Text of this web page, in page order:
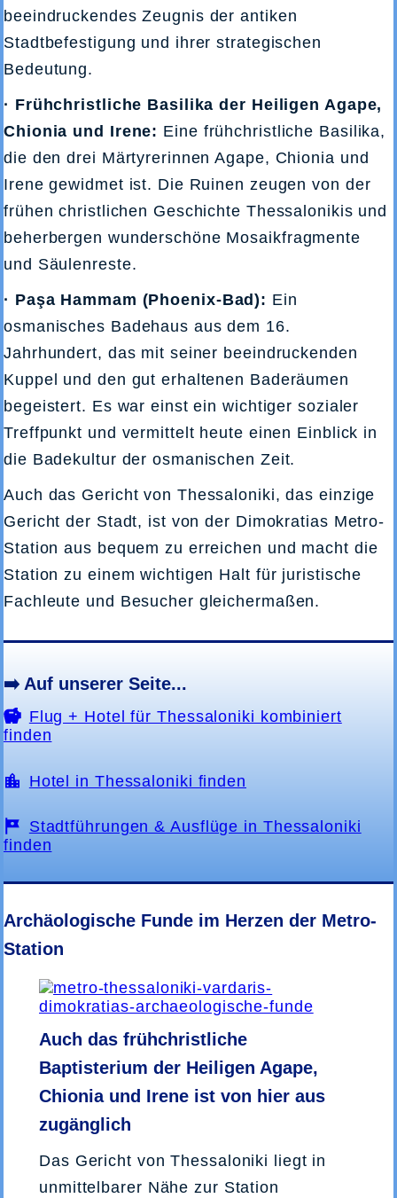
beeindruckendes Zeugnis der antiken
Stadtbefestigung und ihrer strategischen
Bedeutung.
· Frühchristliche Basilika der Heiligen Agape,
Chionia und Irene: Eine frühchristliche Basilika,
die den drei Märtyrerinnen Agape, Chionia und
Irene gewidmet ist. Die Ruinen zeugen von der
frühen christlichen Geschichte Thessalonikis und
beherbergen wunderschöne Mosaikfragmente
und Säulenreste.
· Paşa Hammam (Phoenix-Bad): Ein
osmanisches Badehaus aus dem 16.
Jahrhundert, das mit seiner beeindruckenden
Kuppel und den gut erhaltenen Baderäumen
begeistert. Es war einst ein wichtiger sozialer
Treffpunkt und vermittelt heute einen Einblick in
die Badekultur der osmanischen Zeit.
Auch das Gericht von Thessaloniki, das einzige
Gericht der Stadt, ist von der Dimokratias Metro-
Station aus bequem zu erreichen und macht die
Station zu einem wichtigen Halt für juristische
Fachleute und Besucher gleichermaßen.
➡️ Auf unserer Seite...
Flug + Hotel für Thessaloniki kombiniert
finden
Hotel in Thessaloniki finden
Stadtführungen & Ausflüge in Thessaloniki
finden
Archäologische Funde im Herzen der Metro-
Station
Auch das frühchristliche
Baptisterium der Heiligen Agape,
Chionia und Irene ist von hier aus
zugänglich
Das Gericht von Thessaloniki liegt in
unmittelbarer Nähe zur Station